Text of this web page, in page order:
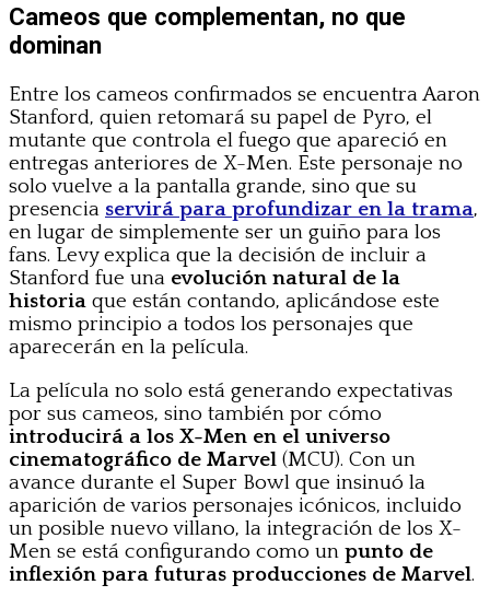
Cameos que complementan, no que
dominan
Entre los cameos confirmados se encuentra Aaron
Stanford, quien retomará su papel de Pyro, el
mutante que controla el fuego que apareció en
entregas anteriores de X-Men. Este personaje no
solo vuelve a la pantalla grande, sino que su
presencia servirá para profundizar en la trama,
en lugar de simplemente ser un guiño para los
fans. Levy explica que la decisión de incluir a
Stanford fue una evolución natural de la
historia que están contando, aplicándose este
mismo principio a todos los personajes que
aparecerán en la película.
La película no solo está generando expectativas
por sus cameos, sino también por cómo
introducirá a los X-Men en el universo
cinematográfico de Marvel (MCU). Con un
avance durante el Super Bowl que insinuó la
aparición de varios personajes icónicos, incluido
un posible nuevo villano, la integración de los X-
Men se está configurando como un punto de
inflexión para futuras producciones de Marvel.